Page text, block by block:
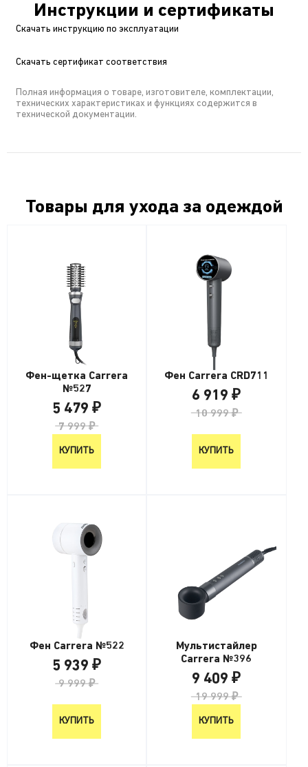
Инструкции и сертификаты
Скачать инструкцию по эксплуатации
Скачать сертификат соответствия
Полная информация о товаре, изготовителе, комплектации,
технических характеристиках и функциях содержится в
технической документации.
Товары для ухода за одеждой
Фен-щетка Carrera
№527
5 479 ₽
7 999 ₽
КУПИТЬ
Фен Carrera CRD711
6 919 ₽
10 999 ₽
КУПИТЬ
Фен Carrera №522
5 939 ₽
9 999 ₽
КУПИТЬ
Мультистайлер
Carrera №396
9 409 ₽
19 999 ₽
КУПИТЬ